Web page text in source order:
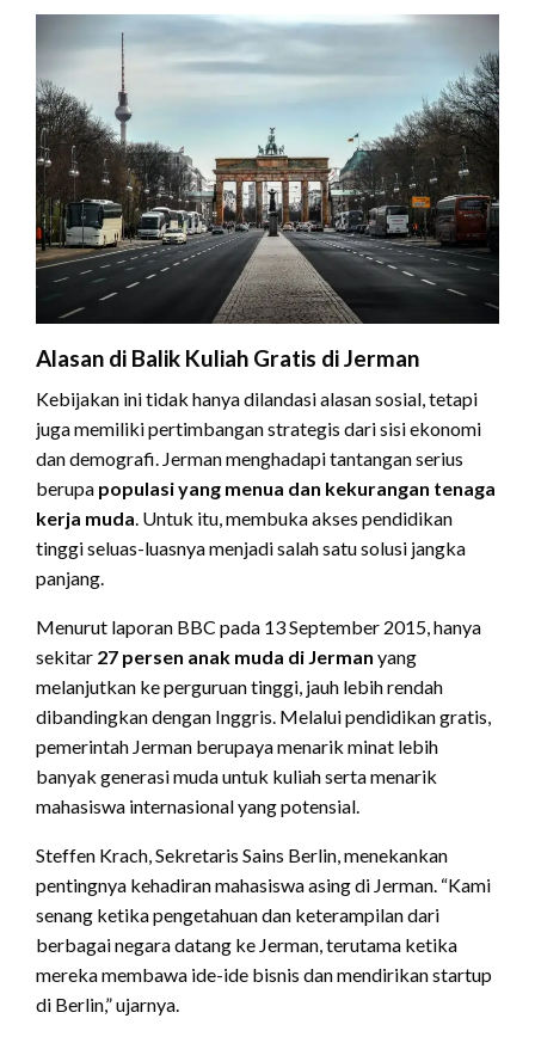
Alasan di Balik Kuliah Gratis di Jerman
Kebijakan ini tidak hanya dilandasi alasan sosial, tetapi
juga memiliki pertimbangan strategis dari sisi ekonomi
dan demografi. Jerman menghadapi tantangan serius
berupa populasi yang menua dan kekurangan tenaga
kerja muda. Untuk itu, membuka akses pendidikan
tinggi seluas-luasnya menjadi salah satu solusi jangka
panjang.
Menurut laporan BBC pada 13 September 2015, hanya
sekitar 27 persen anak muda di Jerman yang
melanjutkan ke perguruan tinggi, jauh lebih rendah
dibandingkan dengan Inggris. Melalui pendidikan gratis,
pemerintah Jerman berupaya menarik minat lebih
banyak generasi muda untuk kuliah serta menarik
mahasiswa internasional yang potensial.
Steffen Krach, Sekretaris Sains Berlin, menekankan
pentingnya kehadiran mahasiswa asing di Jerman. “Kami
senang ketika pengetahuan dan keterampilan dari
berbagai negara datang ke Jerman, terutama ketika
mereka membawa ide-ide bisnis dan mendirikan startup
di Berlin,” ujarnya.